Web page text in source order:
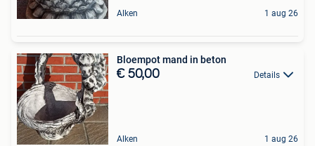
Alken 1 aug 26
Bloempot mand in beton
€ 50,00 Details
Alken 1 aug 26